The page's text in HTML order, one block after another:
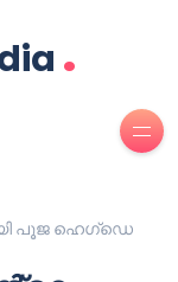
.
പൂജ ഹെഗ്ഡെ